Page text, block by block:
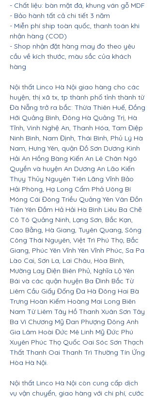
- Chất liệu: bàn mặt đá, khung ván gỗ MDF
- Bảo hành tất cả chi tiết 3 năm
- Miễn phí ship toàn quốc, thanh toán khi
nhận hàng (COD)
- Shop nhận đặt hàng may đo theo yêu
cầu về kích thước, màu sắc của khách
hàng
Nội thất Linco Hà Nội giao hàng cho các
huyện, thị xã tx, tp thành phố tỉnh thành từ
Đà Nẵng trở ra bắc: Thừa Thiên Huế, Đồng
Hới Quảng Bình, Đông Hà Quảng Trị, Hà
Tĩnh, Vinh Nghệ An, Thanh Hóa, Tam Điệp
Ninh Bình, Nam Định, Thái Bình, Phủ Lý Hà
Nam, Hưng Yên, quận Đồ Sơn Dương Kinh
Hải An Hồng Bàng Kiến An Lê Chân Ngô
Quyền và huyện An Dương An Lão Kiến
Thụy Thủy Nguyên Tiên Lãng Vĩnh Bảo
Hải Phòng, Hạ Long Cẩm Phả Uông Bí
Móng Cái Đông Triều Quảng Yên Vân Đồn
Tiên Yên Đầm Hả Hải Hà Bình Liêu Ba Chẽ
Cô Tô Quảng Ninh, Lạng Sơn, Bắc Kạn,
Cao Bằng, Hà Giang, Tuyên Quang, Sông
Công Thái Nguyên, Việt Trì Phú Thọ, Bắc
Giang, Phúc Yên Vĩnh Yên Vĩnh Phúc, Sa Pa
Lào Cai, Sơn La, Lai Châu, Hòa Bình,
Mường Lay Điện Biên Phủ, Nghĩa Lộ Yên
Bái và các quận huyện Ba Đình Bắc Từ
Liêm Cầu Giấy Đống Đa Hà Đông Hai Bà
Trưng Hoàn Kiếm Hoàng Mai Long Biên
Nam Từ Liêm Tây Hồ Thanh Xuân Sơn Tây
Ba Vì Chương Mỹ Đan Phượng Đông Anh
Gia Lâm Hoài Đức Mê Linh Mỹ Đức Phú
Xuyên Phúc Thọ Quốc Oai Sóc Sơn Thạch
Thất Thanh Oai Thanh Trì Thường Tín Ứng
Hòa Hà Nội.
Nội thất Linco Hà Nội còn cung cấp dịch
vụ vận chuyển, giao hàng với chi phí, cước